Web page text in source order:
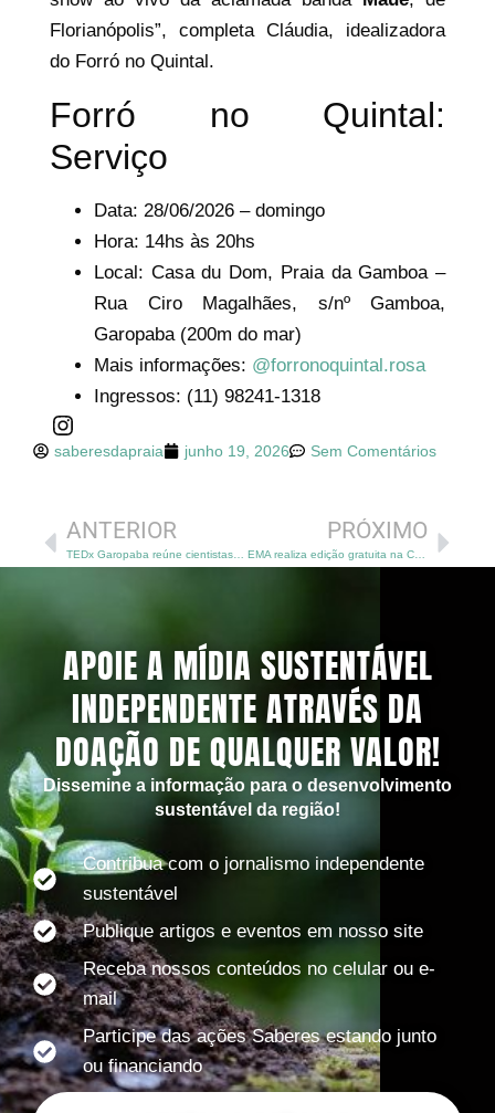
Florianópolis”, completa Cláudia, idealizadora
do Forró no Quintal.
Forró no Quintal:
Serviço
Data: 28/06/2026 – domingo
Hora: 14hs às 20hs
Local: Casa du Dom, Praia da Gamboa –
Rua Ciro Magalhães, s/nº Gamboa,
Garopaba (200m do mar)
Mais informações: @forronoquintal.rosa
Ingressos: (11) 98241-1318
saberesdapraia junho 19, 2026 Sem Comentários
ANTERIOR PRÓXIMO
EMA realiza edição gratuita na Casa Lab Ser Artístico na próxima quarta-feira (24)
APOIE A MÍDIA SUSTENTÁVEL
INDEPENDENTE ATRAVÉS DA
DOAÇÃO DE QUALQUER VALOR!
Dissemine a informação para o desenvolvimento
sustentável da região!
Contribua com o jornalismo independente
sustentável
Publique artigos e eventos em nosso site
Receba nossos conteúdos no celular ou e-
mail
Participe das ações Saberes estando junto
ou financiando